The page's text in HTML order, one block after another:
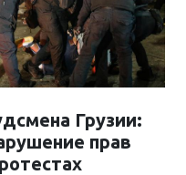
Грузии:
прав